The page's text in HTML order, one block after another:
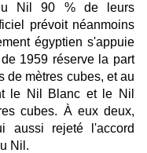
Nil 90 % de leurs
prévoit néanmoins
égyptien s'appuie
1959 réserve la part
de mètres cubes, et au
le Nil Blanc et le Nil
cubes. À eux deux,
aussi rejeté l'accord
Nil.